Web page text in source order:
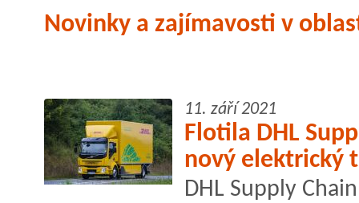
Novinky a zajímavosti v
11. září 2021
Flotila DHL
nový elektrický
DHL Supply